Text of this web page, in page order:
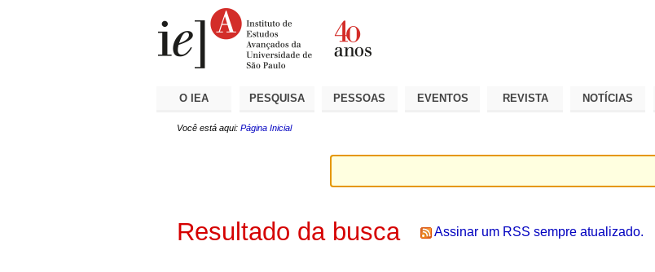
O IEA PESQUISA PESSOAS EVENTOS REVISTA NOTÍCIAS
Você está aqui: Página Inicial
Resultado da busca Assinar um RSS sempre atualizado.